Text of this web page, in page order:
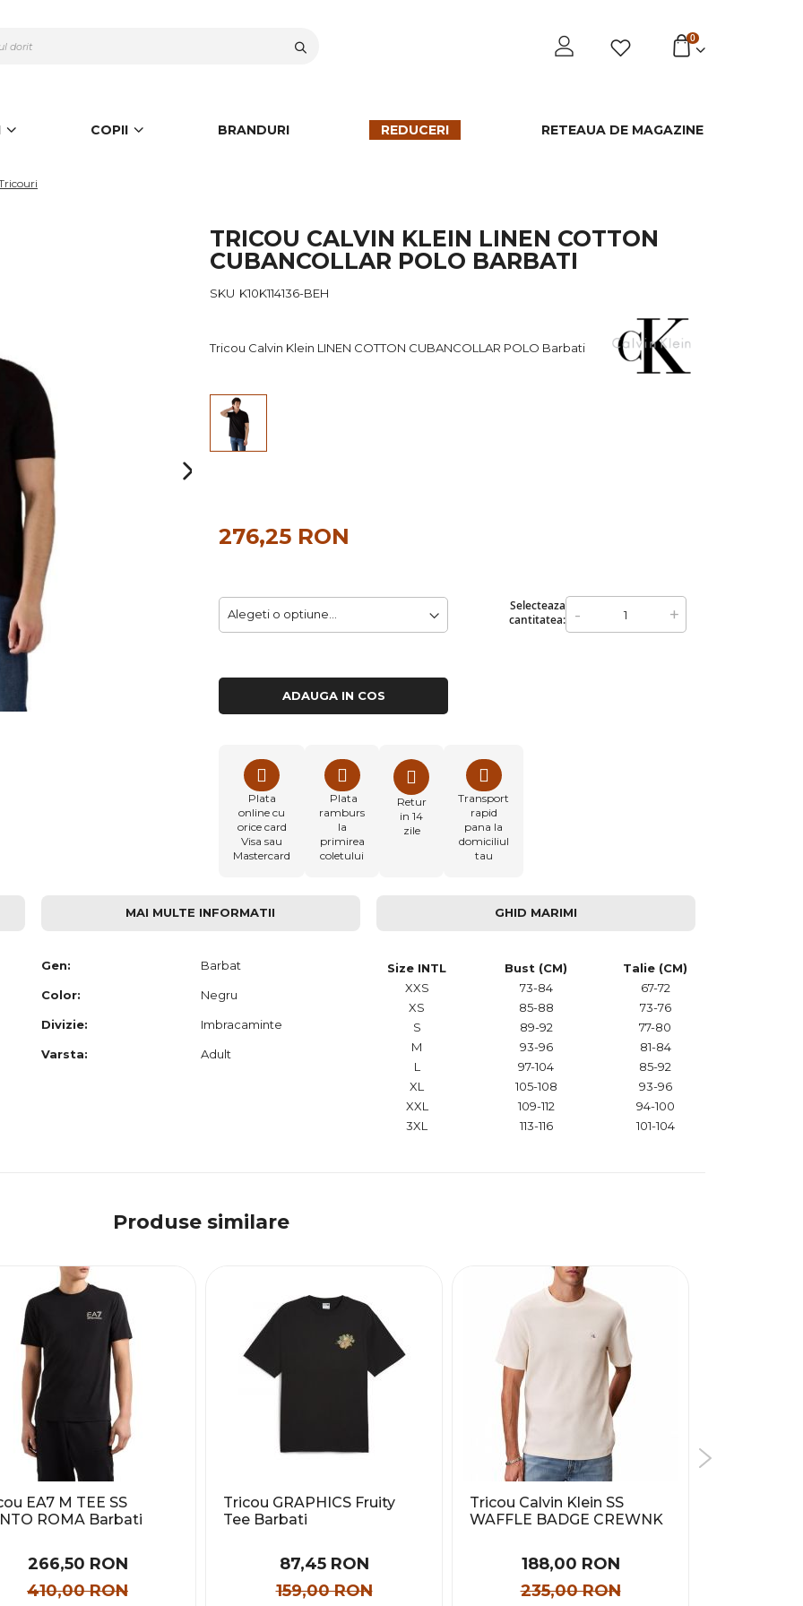
0
COPII BRANDURI REDUCERI RETEAUA DE MAGAZINE
TRICOU CALVIN KLEIN LINEN COTTON
CUBANCOLLAR POLO BARBATI
SKU K10K114136-BEH
Tricou Calvin Klein LINEN COTTON CUBANCOLLAR POLO Barbati
Selecteaza
cantitatea:
- +
276,25 RON
ADAUGA IN COS
Plata
online cu
orice card
Visa sau
Mastercard
Plata
ramburs
la
primirea
coletului
Retur
in 14
zile
Transport
rapid
pana la
domiciliul
tau
MAI MULTE INFORMATII
Gen: Barbat
Color: Negru
Divizie: Imbracaminte
Varsta: Adult
GHID MARIMI
Size INTL Bust (CM)
Talie (CM)
XXS
73-84
67-72
XS
85-88
73-76
S
89-92
77-80
M
93-96
81-84
L
97-104
85-92
XL
105-108
93-96
XXL
109-112
94-100
3XL
113-116 101-104
Produse similare
EA7 M TEE SS
ROMA Barbati
266,50 RON
410,00 RON
Tricou GRAPHICS Fruity
Tee Barbati
87,45 RON
159,00 RON
Tricou Calvin Klein SS
WAFFLE BADGE CREWNK
188,00 RON
235,00 RON